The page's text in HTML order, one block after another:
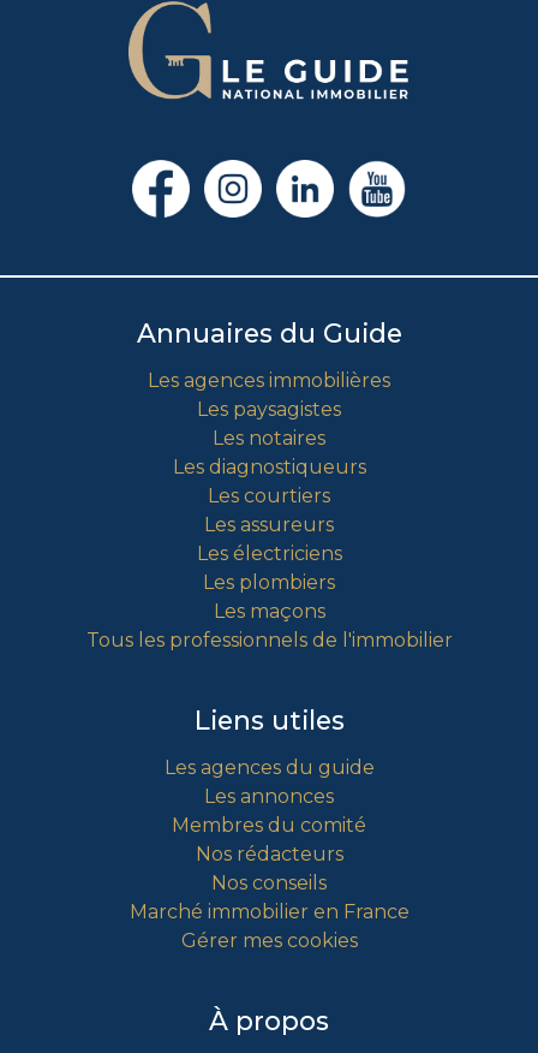
Annuaires du Guide
Les agences immobilières
Les paysagistes
Les notaires
Les diagnostiqueurs
Les courtiers
Les assureurs
Les électriciens
Les plombiers
Les maçons
Tous les professionnels de l'immobilier
Liens utiles
Les agences du guide
Les annonces
Membres du comité
Nos rédacteurs
Nos conseils
Marché immobilier en France
Gérer mes cookies
À propos